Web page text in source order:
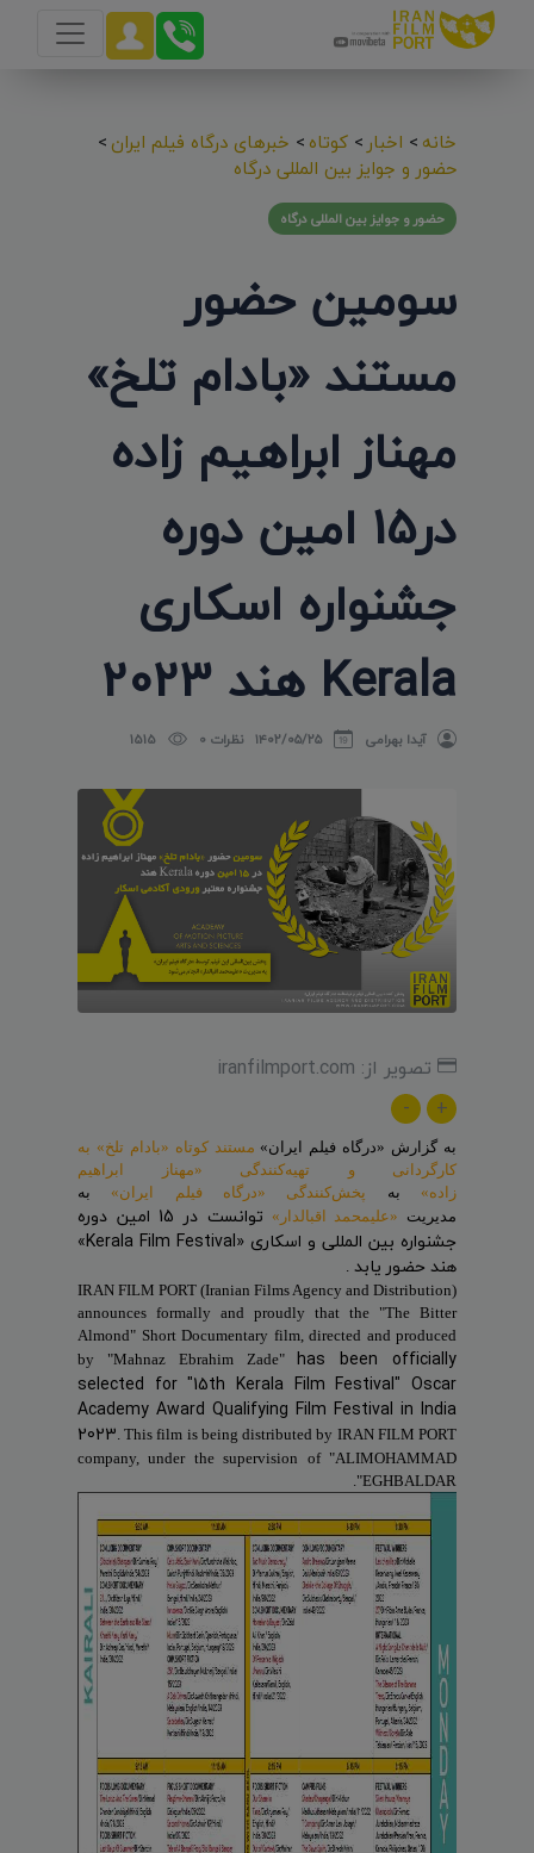
خانه> اخبار> کوتاه> خبرهای درگاه فیلم ایران>
حضور و جوایز بین المللی درگاه
حضور و جوایز بین المللی درگاه
سومین حضور
مستند «بادام تلخ»
مهناز ابراهیم زاده
در15 امین دوره
جشنواره اسکاری
Kerala هند 2023
آیدا بهرامی ۱۴۰۲/۰۵/۲۵ نظرات 0 1515
تصویر از: iranfilmport.com
+
-
به گزارش «درگاه فیلم ایران» مستند کوتاه «بادام تلخ» به
کارگردانی و تهیه‌کنندگی «مهناز ابراهیم
زاده» به پخش‌کنندگی «درگاه فیلم ایران» به
مدیریت «علیمحمد اقبالدار»
توانست در 15 امین دوره
جشنواره بین المللی و اسکاری «Kerala Film Festival»
هند حضور یابد
IRAN FILM PORT (Iranian Films Agency and Distribution)
announces formally and proudly that the "The Bitter
Almond" Short Documentary film, directed and produced
by "Mahnaz Ebrahim Zade" has been officially
selected for "15th Kerala Film Festival" Oscar
Academy Award Qualifying Film Festival in India
2023 . This film is being distributed by IRAN FILM PORT
company, under the supervision of "ALIMOHAMMAD
EGHBALDAR".